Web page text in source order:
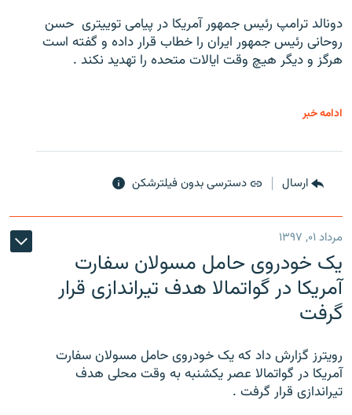
دونالد ترامپ رئیس جمهور آمریکا در پیامی توییتری ‌ حسن
روحانی رئیس جمهور ایران را خطاب قرار داده و گفته است
هرگز و دیگر هیچ وقت ایالات متحده را تهدید نکند .
ادامه خبر
ارسال دسترسی بدون فیلترشکن
مرداد ۰۱, ۱۳۹۷
یک خودروی حامل مسولان سفارت
آمریکا در گواتمالا هدف تیراندازی قرار
گرفت
رویترز گزارش داد که یک خودروی حامل مسولان سفارت
آمریکا در گواتمالا عصر یکشنبه به وقت محلی هدف
تیراندازی قرار گرفت .